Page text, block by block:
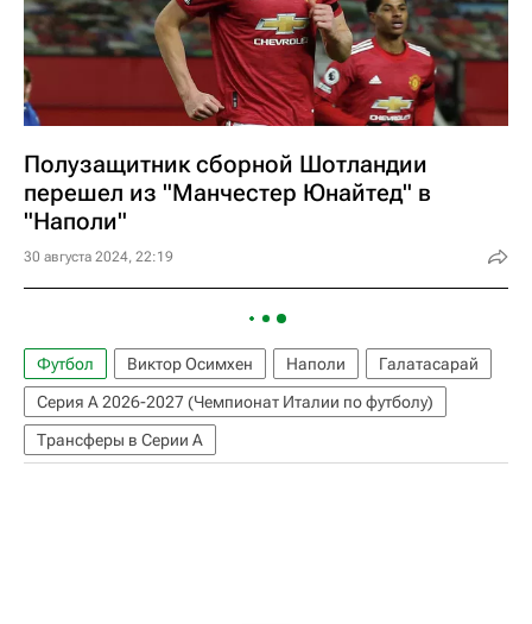
Полузащитник сборной Шотландии
перешел из "Манчестер Юнайтед" в
"Наполи"
30 августа 2024, 22:19
Футбол Виктор Осимхен Наполи
Галатасарай
Серия А 2026-2027 (Чемпионат Италии по футболу)
Трансферы в Серии А